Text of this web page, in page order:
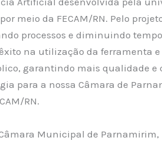
meio da FECAM/RN. Pelo
processos e diminuindo
na utilização da ferramenta
garantindo mais qualidade e
para a nossa Câmara de
RN.
Municipal de